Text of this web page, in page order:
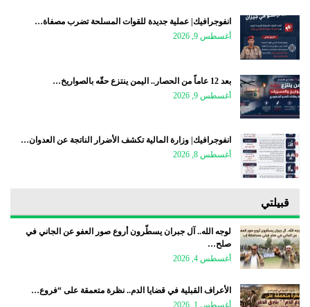
انفوجرافيك| عملية جديدة للقوات المسلحة تضرب مصفاة…
أغسطس 9, 2026
بعد 12 عاماً من الحصار.. اليمن ينتزع حقّه بالصواريخ…
أغسطس 9, 2026
انفوجرافيك| وزارة المالية تكشف الأضرار الناتجة عن العدوان…
أغسطس 8, 2026
قبيلتي
لوجه الله.. آل جبران يسطّرون أروع صور العفو عن الجاني في
صلح…
أغسطس 4, 2026
الأعراف القبلية في قضايا الدم.. نظرة متعمقة على “فروع…